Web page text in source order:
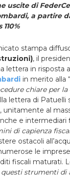
uscite di
a partire
stampa
, il
lettera in risposta
in merito alla “
chiare per la
lettera di
unitamente al
e intermediari
di capienza
ostacoli
le
fiscali maturati.
strumenti di